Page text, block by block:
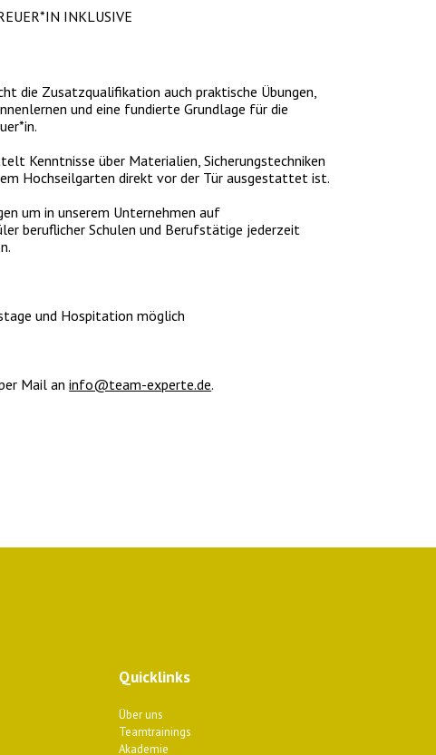
INKLUSIVE
die Zusatzqualifikation auch praktische Übungen,
und eine fundierte Grundlage für die
Kenntnisse über Materialien, Sicherungstechniken
Hochseilgarten direkt vor der Tür ausgestattet ist.
um in unserem Unternehmen auf
beruflicher Schulen und Berufstätige jederzeit
und Hospitation möglich
Mail aninfo@team-experte.de.
Quicklinks
Über uns
Teamtrainings
Akademie